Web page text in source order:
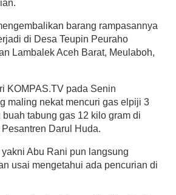
barang rampasannya
di Desa Teupin Peuraho
Lambalek Aceh Barat, Meulaboh,
KOMPAS.TV pada Senin
maling nekat mencuri gas elpiji 3
buah tabung gas 12 kilo gram di
Darul Huda.
Abu Rani pun langsung
usai mengetahui ada pencurian di